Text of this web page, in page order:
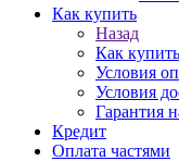
Как купить
Назад
Как купить
Условия
Условия
Гарантия
Кредит
Оплата частями